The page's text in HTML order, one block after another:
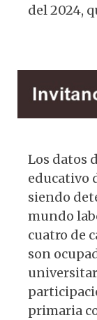
del 2024,
Los datos
educativo
siendo
mundo
cuatro de
son
primaria